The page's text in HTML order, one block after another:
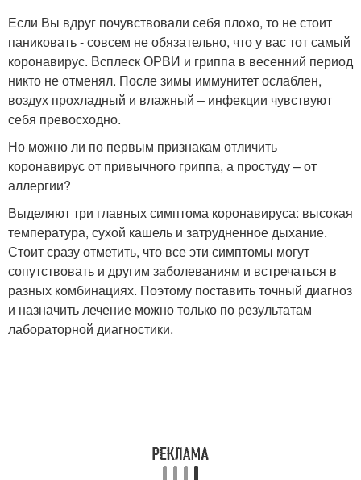
Если Вы вдруг почувствовали себя плохо, то не стоит
паниковать - совсем не обязательно, что у вас тот самый
коронавирус. Всплеск ОРВИ и гриппа в весенний период
никто не отменял. После зимы иммунитет ослаблен,
воздух прохладный и влажный – инфекции чувствуют
себя превосходно.
Но можно ли по первым признакам отличить
коронавирус от привычного гриппа, а простуду – от
аллергии?
Выделяют три главных симптома коронавируса: высокая
температура, сухой кашель и затрудненное дыхание.
Стоит сразу отметить, что все эти симптомы могут
сопутствовать и другим заболеваниям и встречаться в
разных комбинациях. Поэтому поставить точный диагноз
и назначить лечение можно только по результатам
лабораторной диагностики.